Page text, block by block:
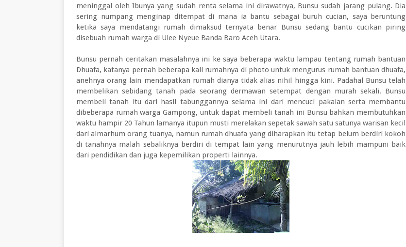
meninggal oleh Ibunya yang sudah renta selama ini dirawatnya, Bunsu sudah jarang pulang. Dia
sering numpang menginap ditempat di mana ia bantu sebagai buruh cucian, saya beruntung
ketika saya mendatangi rumah dimaksud ternyata benar Bunsu sedang bantu cucikan piring
disebuah rumah warga di Ulee Nyeue Banda Baro Aceh Utara.
Bunsu pernah ceritakan masalahnya ini ke saya beberapa waktu lampau tentang rumah bantuan
Dhuafa, katanya pernah beberapa kali rumahnya di photo untuk mengurus rumah bantuan dhuafa,
anehnya orang lain mendapatkan rumah dianya tidak alias nihil hingga kini. Padahal Bunsu telah
membelikan sebidang tanah pada seorang dermawan setempat dengan murah sekali. Bunsu
membeli tanah itu dari hasil tabunggannya selama ini dari mencuci pakaian serta membantu
dibeberapa rumah warga Gampong, untuk dapat membeli tanah ini Bunsu bahkan membutuhkan
waktu hampir 20 Tahun lamanya itupun musti merelakan sepetak sawah satu satunya warisan kecil
dari almarhum orang tuanya, namun rumah dhuafa yang diharapkan itu tetap belum berdiri kokoh
di tanahnya malah sebaliknya berdiri di tempat lain yang menurutnya jauh lebih mampuni baik
dari pendidikan dan juga kepemilikan properti lainnya.